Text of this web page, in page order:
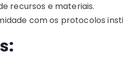
recursos e materiais.
com os protocolos